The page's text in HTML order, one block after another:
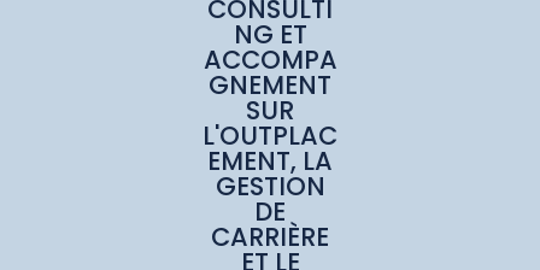
CONSULTI
NG ET
ACCOMPA
GNEMENT
SUR
L'OUTPLAC
EMENT, LA
GESTION
DE
CARRIÈRE
ET LE